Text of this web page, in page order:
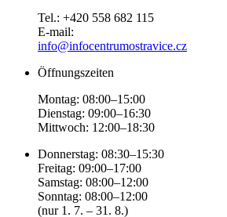
Tel.: +420 558 682 115
E-mail:
info@infocentrumostravice.cz
Öffnungszeiten
Montag: 08:00–15:00
Dienstag: 09:00–16:30
Mittwoch: 12:00–18:30
Donnerstag: 08:30–15:30
Freitag: 09:00–17:00
Samstag: 08:00–12:00
Sonntag: 08:00–12:00
(nur 1. 7. – 31. 8.)